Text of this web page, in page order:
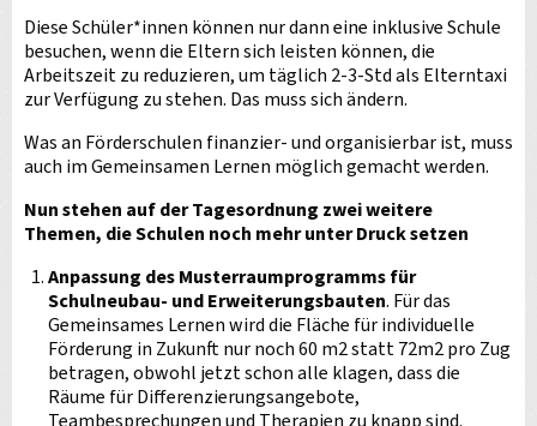
Diese Schüler*innen können nur dann eine inklusive Schule
besuchen, wenn die Eltern sich leisten können, die
Arbeitszeit zu reduzieren, um täglich 2-3-Std als Elterntaxi
zur Verfügung zu stehen. Das muss sich ändern.
Was an Förderschulen finanzier- und organisierbar ist, muss
auch im Gemeinsamen Lernen möglich gemacht werden.
Nun stehen auf der Tagesordnung zwei weitere
Themen, die Schulen noch mehr unter Druck setzen
Anpassung des Musterraumprogramms für
Schulneubau- und Erweiterungsbauten. Für das
Gemeinsames Lernen wird die Fläche für individuelle
Förderung in Zukunft nur noch 60 m2 statt 72m2 pro Zug
betragen, obwohl jetzt schon alle klagen, dass die
Räume für Differenzierungsangebote,